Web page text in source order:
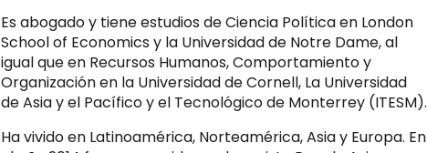
Es abogado y tiene estudios de Ciencia Política en London
School of Economics y la Universidad de Notre Dame, al
igual que en Recursos Humanos, Comportamiento y
Organización en la Universidad de Cornell, La Universidad
de Asia y el Pacífico y el Tecnológico de Monterrey (ITESM).
Ha vivido en Latinoamérica, Norteamérica, Asia y Europa. En